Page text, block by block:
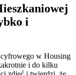
i
w Housing
i do kilku